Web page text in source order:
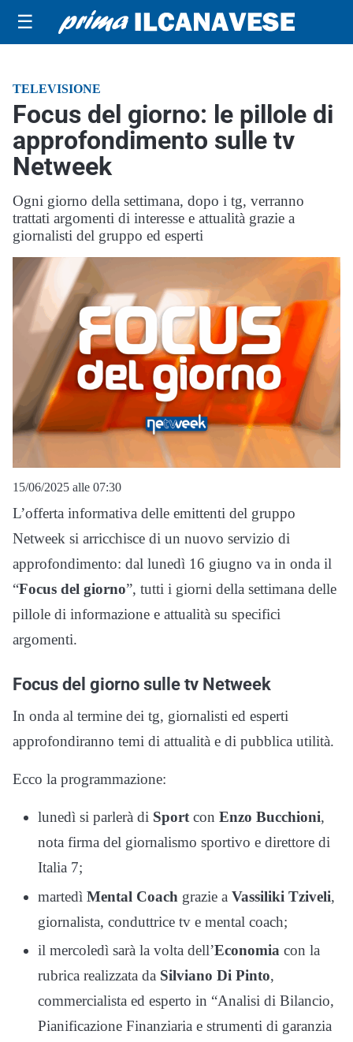
☰
TELEVISIONE
Focus del giorno: le pillole di
approfondimento sulle tv
Netweek
Ogni giorno della settimana, dopo i tg, verranno
trattati argomenti di interesse e attualità grazie a
giornalisti del gruppo ed esperti
15/06/2025 alle 07:30
L’offerta informativa delle emittenti del gruppo
Netweek si arricchisce di un nuovo servizio di
approfondimento: dal lunedì 16 giugno va in onda il
“Focus del giorno”, tutti i giorni della settimana delle
pillole di informazione e attualità su specifici
argomenti.
Focus del giorno sulle tv Netweek
In onda al termine dei tg, giornalisti ed esperti
approfondiranno temi di attualità e di pubblica utilità.
Ecco la programmazione:
lunedì si parlerà di Sport con Enzo Bucchioni,
nota firma del giornalismo sportivo e direttore di
Italia 7;
martedì Mental Coach grazie a Vassiliki Tziveli,
giornalista, conduttrice tv e mental coach;
il mercoledì sarà la volta dell’Economia con la
rubrica realizzata da Silviano Di Pinto,
commercialista ed esperto in “Analisi di Bilancio,
Pianificazione Finanziaria e strumenti di garanzia